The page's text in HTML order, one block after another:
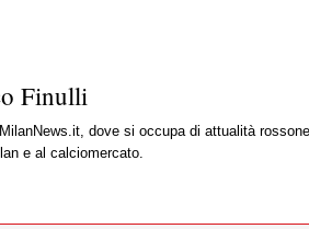
Finulli
dove si occupa di attualità
e al calciomercato.